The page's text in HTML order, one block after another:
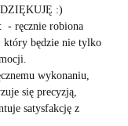
:)
- ręcznie robiona
który będzie nie tylko
wykonaniu,
się precyzją,
satysfakcję z